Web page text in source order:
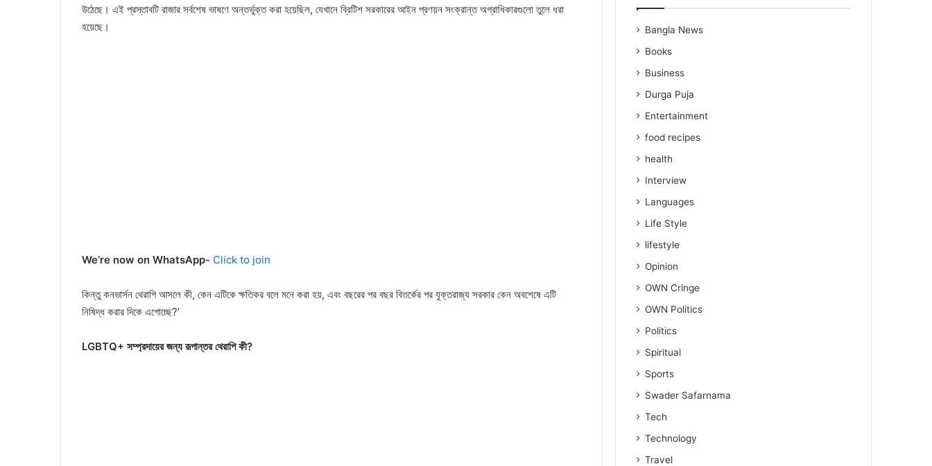
উঠেছে। এই প্রস্তাবটি রাজার সর্বশেষ ভাষণে অন্তর্ভুক্ত করা হয়েছিল, যেখানে ব্রিটিশ সরকারের আইন প্রণয়ন সংক্রান্ত অগ্রাধিকারগুলো তুলে ধরা
হয়েছে।
We’re now on WhatsApp- Click to join
কিন্তু কনভার্সন থেরাপি আসলে কী, কেন এটিকে ক্ষতিকর বলে মনে করা হয়, এবং বছরের পর বছর বিতর্কের পর যুক্তরাজ্য সরকার কেন অবশেষে এটি
নিষিদ্ধ করার দিকে এগোচ্ছে?’
LGBTQ+ সম্প্রদায়ের জন্য রূপান্তর থেরাপি কী?
Bangla News
Books
Business
Durga Puja
Entertainment
food recipes
health
Interview
Languages
Life Style
lifestyle
Opinion
OWN Cringe
OWN Politics
Politics
Spiritual
Sports
Swader Safarnama
Tech
Technology
Travel